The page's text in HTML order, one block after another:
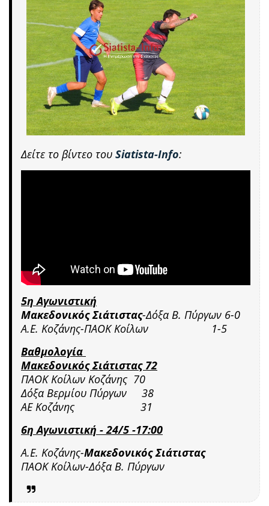
Δείτε το βίντεο του Siatista-Info:
5η Αγωνιστική
Μακεδονικός Σιάτιστας-Δόξα Β. Πύργων 6-0
Α.Ε. Κοζάνης-ΠΑΟΚ Κοίλων 1-5
Βαθμολογία
Μακεδονικός Σιάτιστας 72
ΠΑΟΚ Κοίλων Κοζάνης 70
Δόξα Βερμίου Πύργων 38
ΑΕ Κοζάνης 31
6η Αγωνιστική - 24/5 -17:00
Α.Ε. Κοζάνης-Μακεδονικός Σιάτιστας
ΠΑΟΚ Κοίλων-Δόξα Β. Πύργων